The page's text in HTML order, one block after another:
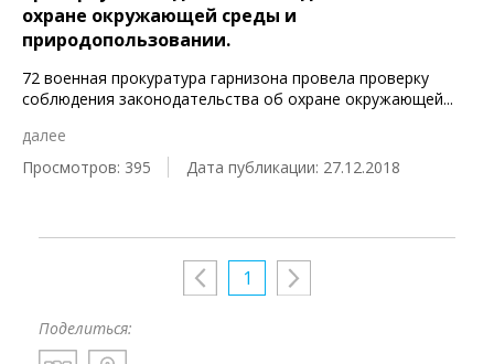
охране окружающей среды и
природопользовании.
72 военная прокуратура гарнизона провела проверку
соблюдения законодательства об охране окружающей...
далее
Просмотров: 395
Дата публикации: 27.12.2018
1
Поделиться: